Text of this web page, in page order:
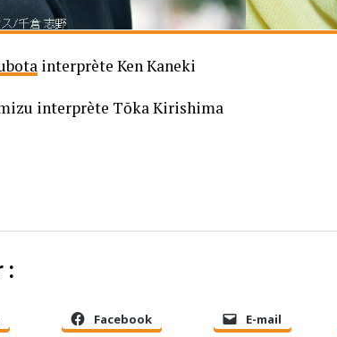
interprète Ken Kaneki
interprète Tōka Kirishima
:
Facebook E-mail